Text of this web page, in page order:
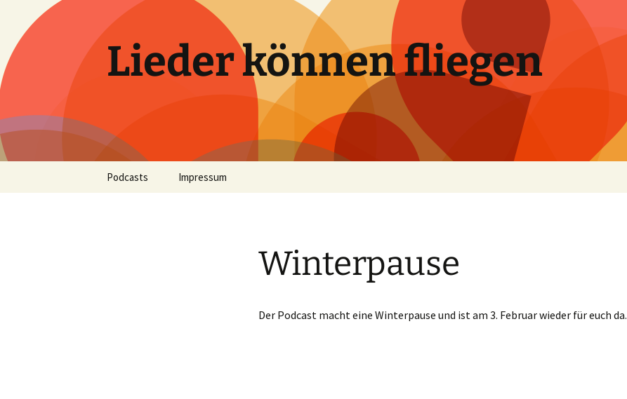
Inhalt
springen
Lieder können fliegen
Podcasts Impressum
Winterpause
Der Podcast macht eine Winterpause und ist am 3. Februar wieder für euch da.